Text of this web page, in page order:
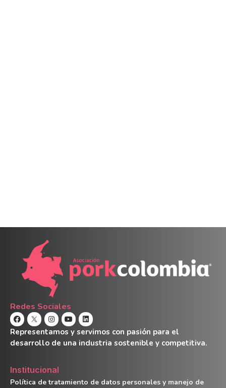
Redes Sociales
Representamos y servimos con pasión para el
desarrollo de una industria sostenible y competitiva.
Institucional
Política de tratamiento de datos personales y manejo de